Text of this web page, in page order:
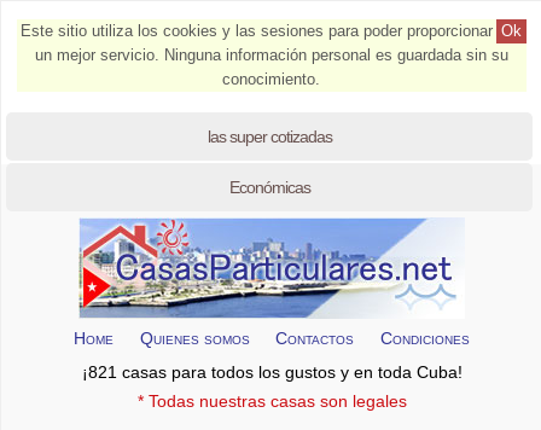
Ok
Este sitio utiliza los cookies y las sesiones para poder proporcionar
un mejor servicio. Ninguna información personal es guardada sin su
conocimiento.
las super cotizadas
Económicas
Home Quienes somos Contactos
Condiciones
¡821 casas para todos los gustos y en toda Cuba!
* Todas nuestras casas son legales